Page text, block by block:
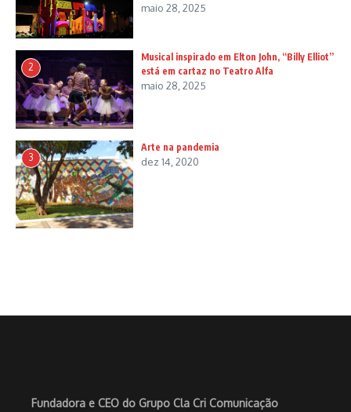
maio 28, 2025
2
Musical inspirado em Elton John, “Billy Elliot”
está em cartaz no Teatro Alfa
maio 28, 2025
3
Arte na pandemia
dez 14, 2020
Fundadora e CEO do Grupo Cla Cri Comunicação